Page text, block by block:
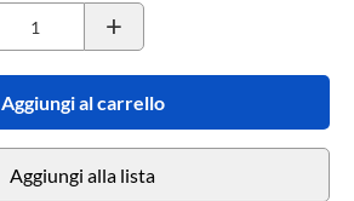
+
Aggiungi al carrello
Aggiungi alla lista